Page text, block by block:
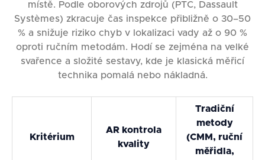
místě. Podle oborových zdrojů (PTC, Dassault
Systèmes) zkracuje čas inspekce přibližně o 30–50
% a snižuje riziko chyb v lokalizaci vady až o 90 %
oproti ručním metodám. Hodí se zejména na velké
svařence a složité sestavy, kde je klasická měřicí
technika pomalá nebo nákladná.
Kritérium
AR kontrola
kvality
Tradiční
metody
(CMM, ruční
měřidla,